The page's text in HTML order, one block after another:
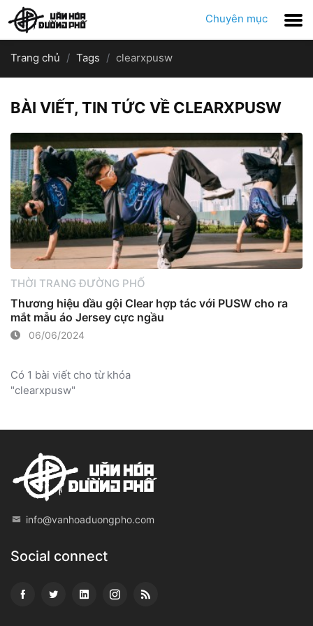
Chuyên mục
Trang chủ Tags clearxpusw
BÀI VIẾT, TIN TỨC VỀ CLEARXPUSW
THỜI TRANG ĐƯỜNG PHỐ
Thương hiệu dầu gội Clear hợp tác với PUSW cho ra
mắt mẫu áo Jersey cực ngầu
06/06/2024
Có 1 bài viết cho từ khóa
"clearxpusw"
info@vanhoaduongpho.com
Social connect